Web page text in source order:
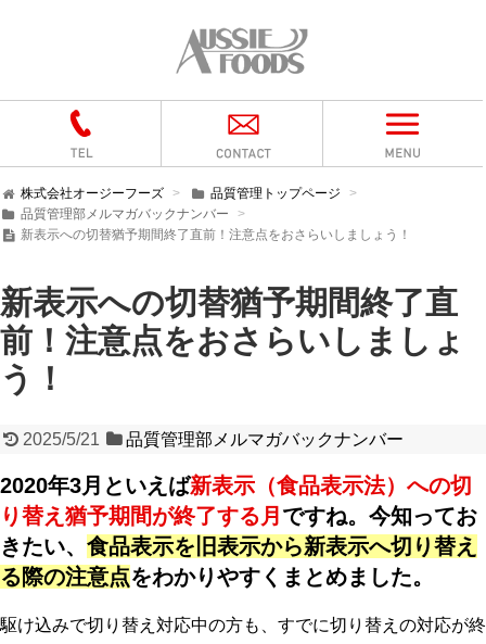
株式会社オージーフーズ
品質管理トップページ
品質管理部メルマガバックナンバー
新表示への切替猶予期間終了直前！注意点をおさらいしましょう！
新表示への切替猶予期間終了直
前！注意点をおさらいしましょ
う！
2025/5/21 品質管理部メルマガバックナンバー
2020年3月といえば新表示（食品表示法）への切
り替え猶予期間が終了する月 ですね。今知ってお
きたい、 食品表示を旧表示から新表示へ切り替え
る際の注意点をわかりやすくまとめました。
駆け込みで切り替え対応中の方も、すでに切り替えの対応が終